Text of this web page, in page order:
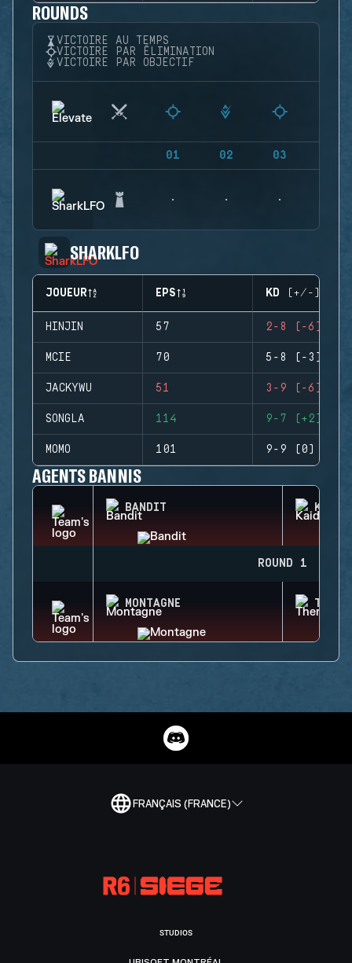
ROUNDS
VICTOIRE AU TEMPS
VICTOIRE PAR ÉLIMINATION
VICTOIRE PAR OBJECTIF
01 02 03
SHARKLFO
JOUEUR EPS KD (+/-)
HINJIN 57 2-8 (-6)
MCIE 70 5-8 (-3)
JACKYWU 51 3-9 (-6)
SONGLA 114 9-7 (+2)
MOMO 101 9-9 (0)
AGENTS BANNIS
BANDIT KAID
ROUND 1
MONTAGNE
FRANÇAIS (FRANCE)
STUDIOS